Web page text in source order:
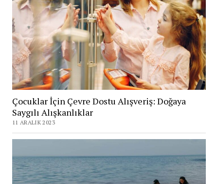
Çocuklar İçin Çevre Dostu Alışveriş: Doğaya
Saygılı Alışkanlıklar
11 ARALIK 2023